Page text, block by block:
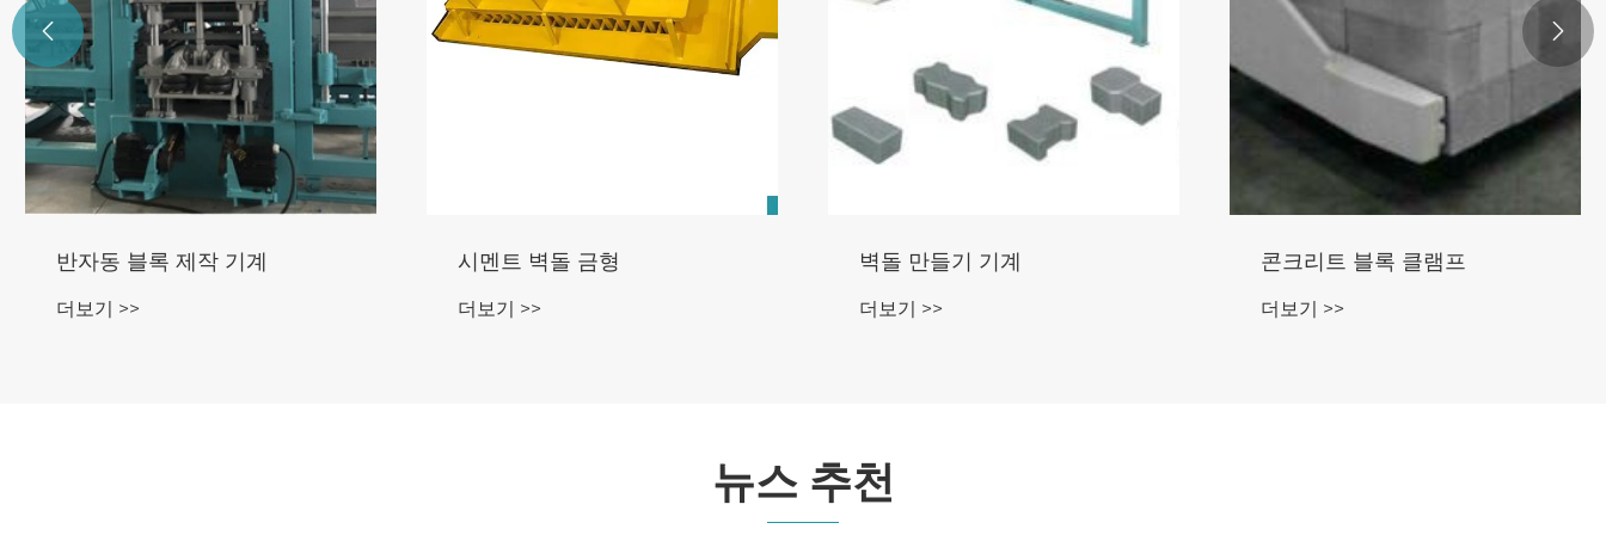
반자동 블록 제작 기계
더보기 >>
시멘트 벽돌 금형
더보기 >>
벽돌 만들기 기계
더보기 >>
콘크리트 블록 클램프
더보기 >>
 
뉴스 추천